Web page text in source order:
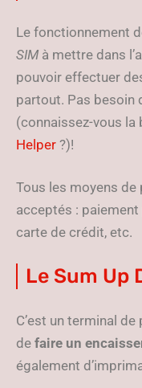
Le fonctionnement
SIM à mettre dans
pouvoir effectuer
partout. Pas besoin
(connaissez-vous la
Helper ?)!
Tous les moyens
acceptés :
carte de crédit, etc.
Le Sum Up
C’est un terminal
de faire un
également